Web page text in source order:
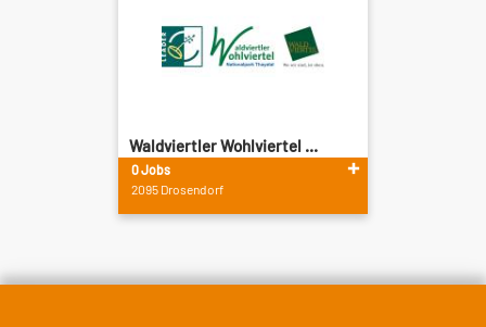
Waldviertler Wohlviertel ...
0 Jobs
2095 Drosendorf